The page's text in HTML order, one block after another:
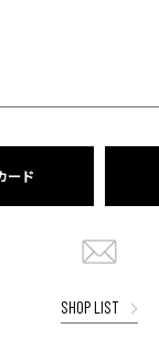
ード
SHOP LIST